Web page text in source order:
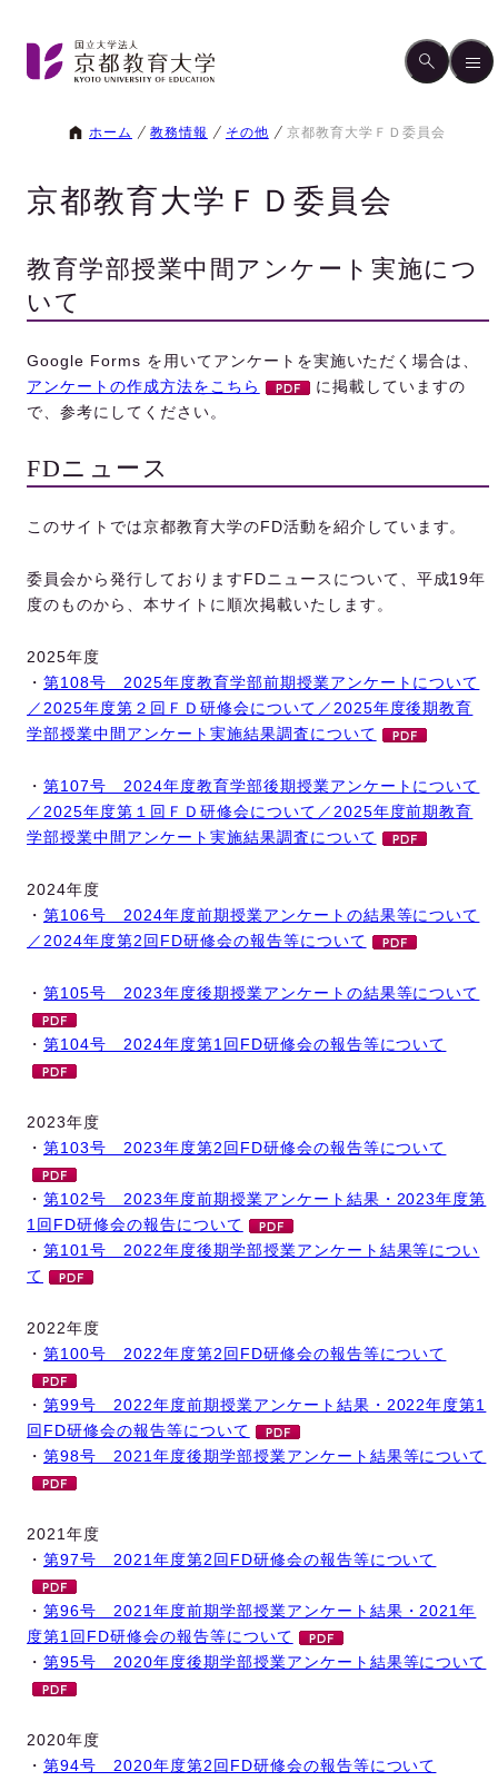
ホーム 教務情報 その他 京都教育大学ＦＤ委員会
京都教育大学ＦＤ委員会
教育学部授業中間アンケート実施につ
いて
Google Forms を用いてアンケートを実施いただく場合は、
アンケートの作成方法をこちら
に掲載していますの
で、参考にしてください。
FDニュース
このサイトでは京都教育大学のFD活動を紹介しています。
委員会から発行しておりますFDニュースについて、平成19年
度のものから、本サイトに順次掲載いたします。
2025年度
・ 第108号 2025年度教育学部前期授業アンケートについて
／2025年度第２回ＦＤ研修会について／2025年度後期教育
学部授業中間アンケート実施結果調査について
・ 第107号 2024年度教育学部後期授業アンケートについて
／2025年度第１回ＦＤ研修会について／2025年度前期教育
学部授業中間アンケート実施結果調査について
2024年度
・ 第106号 2024年度前期授業アンケートの結果等について
／2024年度第2回FD研修会の報告等について
・ 第105号 2023年度後期授業アンケートの結果等について
・ 第104号 2024年度第1回FD研修会の報告等について
2023年度
・ 第103号 2023年度第2回FD研修会の報告等について
・ 第102号 2023年度前期授業アンケート結果・2023年度第
1回FD研修会の報告について
・ 第101号 2022年度後期学部授業アンケート結果等につい
て
2022年度
・ 第100号 2022年度第2回FD研修会の報告等について
・ 第99号 2022年度前期授業アンケート結果・2022年度第1
回FD研修会の報告等について
・ 第98号 2021年度後期学部授業アンケート結果等について
2021年度
・ 第97号 2021年度第2回FD研修会の報告等について
・ 第96号 2021年度前期学部授業アンケート結果・2021年
度第1回FD研修会の報告等について
・ 第95号 2020年度後期学部授業アンケート結果等について
2020年度
・ 第94号 2020年度第2回FD研修会の報告等について